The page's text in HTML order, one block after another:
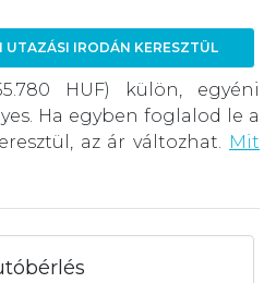
UTAZÁSI IRODÁN KERESZTÜL
HUF) külön, egyéni
Ha egyben foglalod le a
az ár változhat. Mit